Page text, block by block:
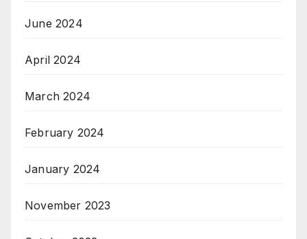
June 2024
April 2024
March 2024
February 2024
January 2024
November 2023